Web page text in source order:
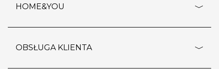
HOME&YOU
o firmie
OBSŁUGA KLIENTA